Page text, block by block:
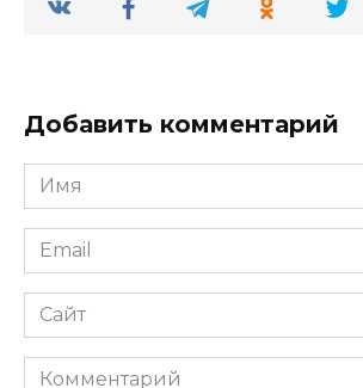
Добавить комментарий
Имя
*
Email
*
Сайт
Комментарий